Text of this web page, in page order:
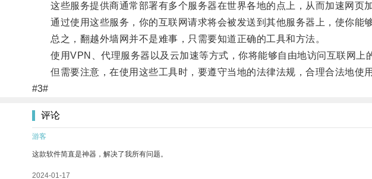
这些服务提供商通常部署有多个服务器在世界各地的点上，从而加速网页加
通过使用这些服务，你的互联网请求将会被发送到其他服务器上，使你能
总之，翻越外墙网并不是难事，只需要知道正确的工具和方法。
使用VPN、代理服务器以及云加速等方式，你将能够自由地访问互联网上
但需要注意，在使用这些工具时，要遵守当地的法律法规，合理合法地使用
#3#
评论
游客
这款软件简直是神器，解决了我所有问题。
2024-01-17